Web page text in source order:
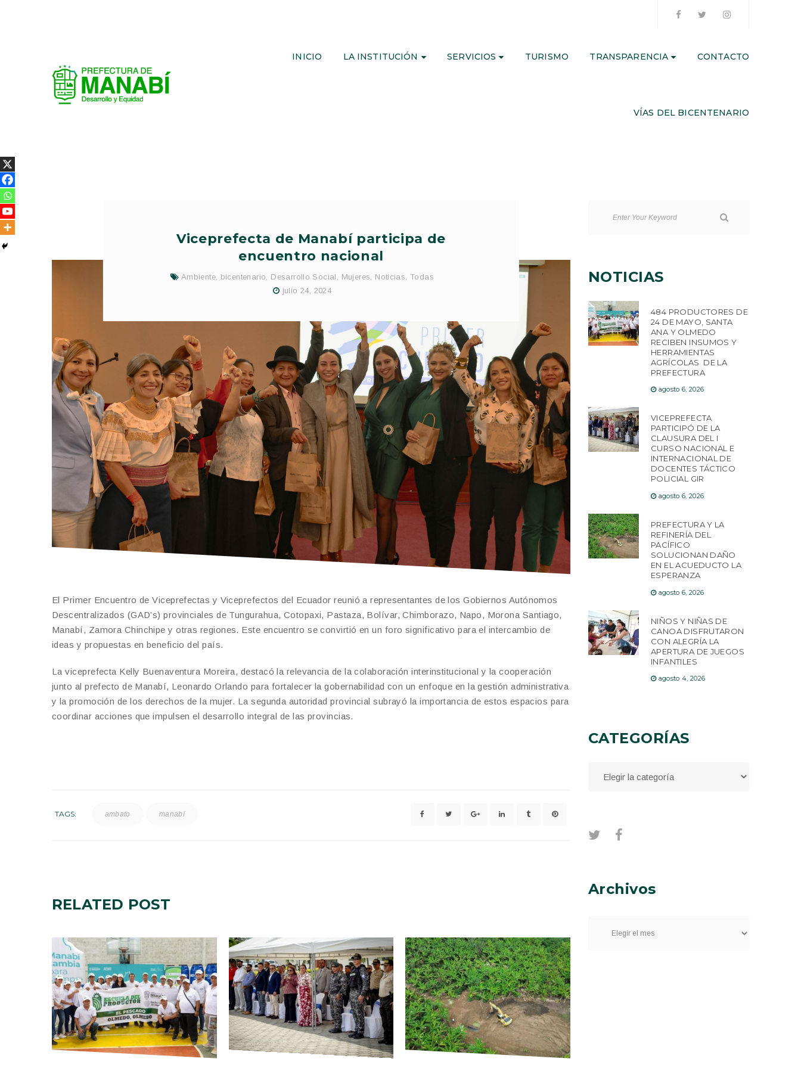
INICIO LA INSTITUCIÓN SERVICIOS TURISMO TRANSPARENCIA CONTACTO
VÍAS DEL BICENTENARIO
Viceprefecta de Manabí participa de
encuentro nacional
Ambiente, bicentenario, Desarrollo Social , Mujeres, Noticias, Todas
julio 24, 2024
El Primer Encuentro de Viceprefectas y Viceprefectos del Ecuador reunió a representantes de los Gobiernos Autónomos
Descentralizados (GAD’s) provinciales de Tungurahua, Cotopaxi, Pastaza, Bolívar, Chimborazo, Napo, Morona Santiago,
Manabí, Zamora Chinchipe y otras regiones. Este encuentro se convirtió en un foro significativo para el intercambio de
ideas y propuestas en beneficio del país.
La viceprefecta Kelly Buenaventura Moreira, destacó la relevancia de la colaboración interinstitucional y la cooperación
junto al prefecto de Manabí, Leonardo Orlando para fortalecer la gobernabilidad con un enfoque en la gestión administrativa
y la promoción de los derechos de la mujer. La segunda autoridad provincial subrayó la importancia de estos espacios para
coordinar acciones que impulsen el desarrollo integral de las provincias.
TAGS: ambato manabí
RELATED POST
NOTICIAS
484 PRODUCTORES DE
24 DE MAYO, SANTA
ANA Y OLMEDO
RECIBEN INSUMOS Y
HERRAMIENTAS
AGRÍCOLAS DE LA
PREFECTURA
agosto 6, 2026
VICEPREFECTA
PARTICIPÓ DE LA
CLAUSURA DEL I
CURSO NACIONAL E
INTERNACIONAL DE
DOCENTES TÁCTICO
POLICIAL GIR
agosto 6, 2026
PREFECTURA Y LA
REFINERÍA DEL
PACÍFICO
SOLUCIONAN DAÑO
EN EL ACUEDUCTO LA
ESPERANZA
agosto 6, 2026
NIÑOS Y NIÑAS DE
CANOA DISFRUTARON
CON ALEGRÍA LA
APERTURA DE JUEGOS
INFANTILES
agosto 4, 2026
CATEGORÍAS
Archivos